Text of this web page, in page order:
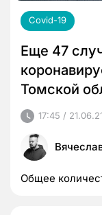
Covid-19
Еще 47
Томской
17:45 / 21.06.21
Общее